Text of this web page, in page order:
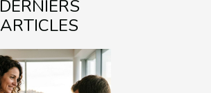
DERNIERS
ARTICLES